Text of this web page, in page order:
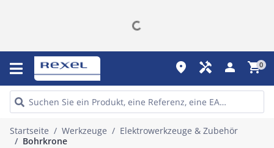
place handyman person shopping_cart0
Startseite Werkzeuge
Elektrowerkzeuge & Zubehör
Bohrkrone